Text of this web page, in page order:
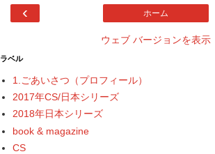
‹ ホーム
ウェブ バージョンを表示
ラベル
1.ごあいさつ（プロフィール）
2017年CS/日本シリーズ
2018年日本シリーズ
book & magazine
CS